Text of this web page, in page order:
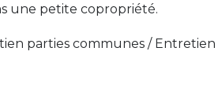
une petite copropriété.
parties communes / Entretien